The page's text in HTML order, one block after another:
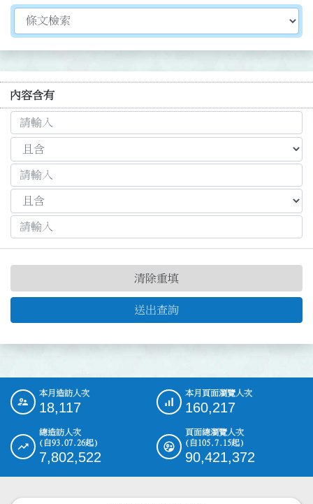
切換選擇法規資訊內容
內容含有
送出查詢
清除重填
::: 本月造訪人次
18,117
本月頁面瀏覽人次
160,217
總造訪人次
(自93.07.26起)
7,802,522
頁面總瀏覽人次
(自105.7.15起)
90,421,372